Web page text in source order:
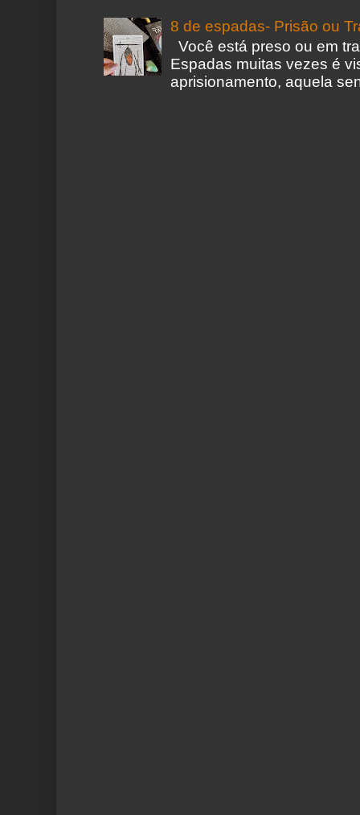
8 de espadas- Prisão ou
Você está preso ou em
Espadas muitas vezes é
aprisionamento, aquela